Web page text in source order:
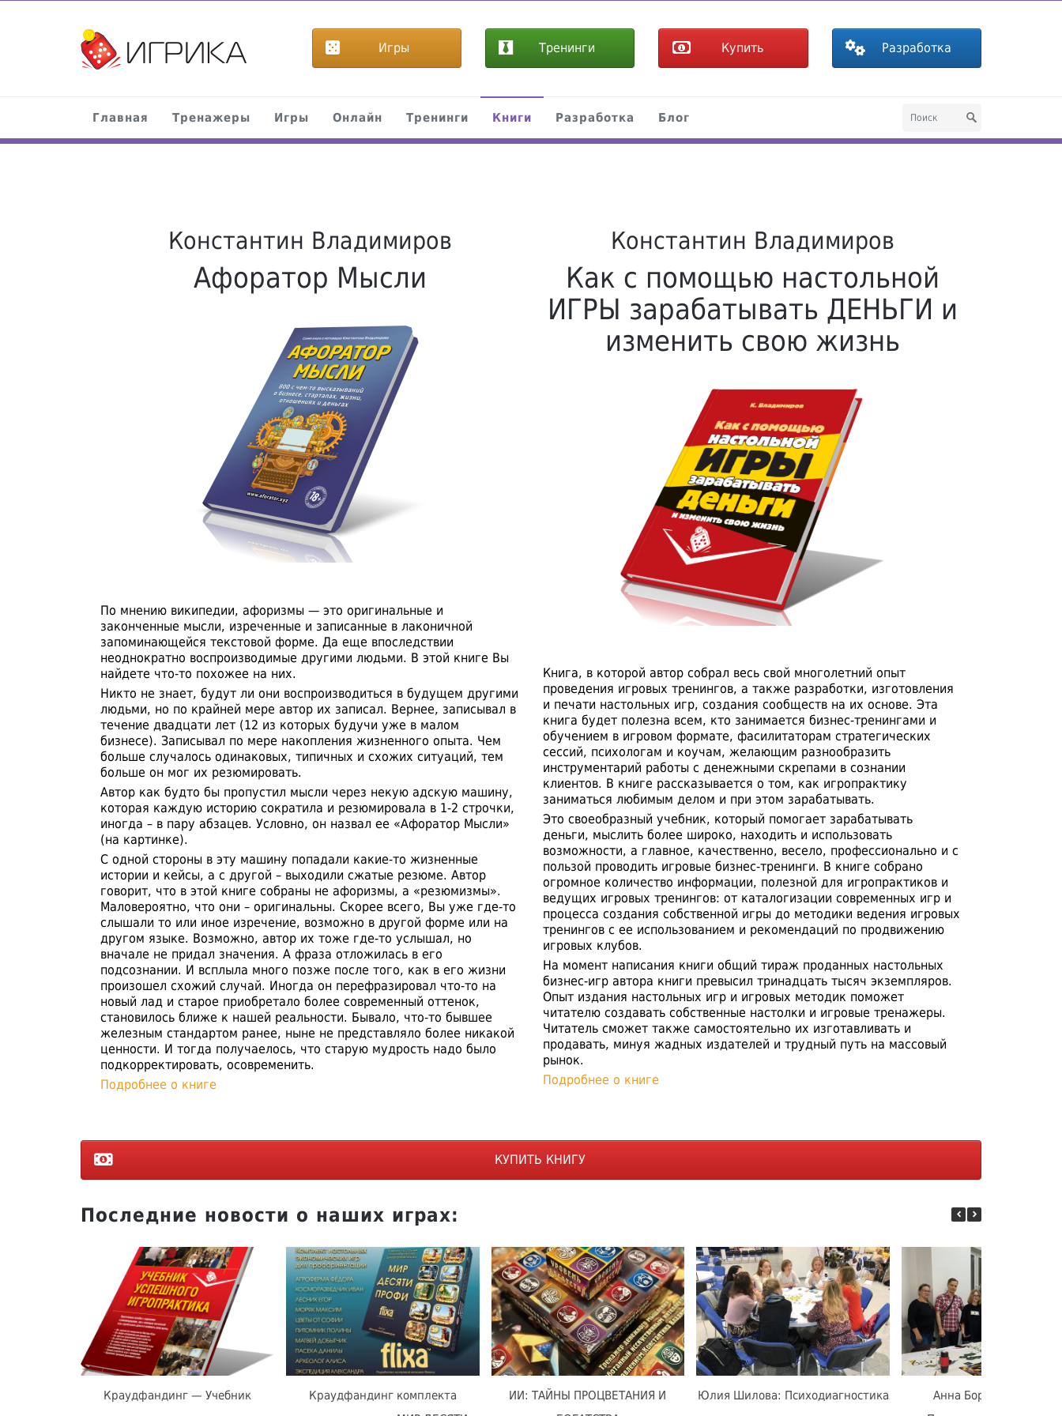
Игры Тренинги Купить Разработка
Главная Тренажеры Игры Онлайн Тренинги Книги Разработка Блог
Константин Владимиров
Афоратор Мысли
По мнению википедии, афоризмы — это оригинальные и
законченные мысли, изреченные и записанные в лаконичной
запоминающейся текстовой форме. Да еще впоследствии
неоднократно воспроизводимые другими людьми. В этой книге Вы
найдете что-то похожее на них.
Никто не знает, будут ли они воспроизводиться в будущем другими
людьми, но по крайней мере автор их записал. Вернее, записывал в
течение двадцати лет (12 из которых будучи уже в малом
бизнесе). Записывал по мере накопления жизненного опыта. Чем
больше случалось одинаковых, типичных и схожих ситуаций, тем
больше он мог их резюмировать.
Автор как будто бы пропустил мысли через некую адскую машину,
которая каждую историю сократила и резюмировала в 1-2 строчки,
иногда – в пару абзацев. Условно, он назвал ее «Афоратор Мысли»
(на картинке).
С одной стороны в эту машину попадали какие-то жизненные
истории и кейсы, а с другой – выходили сжатые резюме. Автор
говорит, что в этой книге собраны не афоризмы, а «резюмизмы».
Маловероятно, что они – оригинальны. Скорее всего, Вы уже где-то
слышали то или иное изречение, возможно в другой форме или на
другом языке. Возможно, автор их тоже где-то услышал, но
вначале не придал значения. А фраза отложилась в его
подсознании. И всплыла много позже после того, как в его жизни
произошел схожий случай. Иногда он перефразировал что-то на
новый лад и старое приобретало более современный оттенок,
становилось ближе к нашей реальности. Бывало, что-то бывшее
железным стандартом ранее, ныне не представляло более никакой
ценности. И тогда получаелось, что старую мудрость надо было
подкорректировать, осовременить.
Подробнее о книге
Константин Владимиров
Как с помощью настольной
ИГРЫ зарабатывать ДЕНЬГИ и
изменить свою жизнь
Книга, в которой автор собрал весь свой многолетний опыт
проведения игровых тренингов, а также разработки, изготовления
и печати настольных игр, создания сообществ на их основе. Эта
книга будет полезна всем, кто занимается бизнес-тренингами и
обучением в игровом формате, фасилитаторам стратегических
сессий, психологам и коучам, желающим разнообразить
инструментарий работы с денежными скрепами в сознании
клиентов. В книге рассказывается о том, как игропрактику
заниматься любимым делом и при этом зарабатывать.
Это своеобразный учебник, который помогает зарабатывать
деньги, мыслить более широко, находить и использовать
возможности, а главное, качественно, весело, профессионально и с
пользой проводить игровые бизнес-тренинги. В книге собрано
огромное количество информации, полезной для игропрактиков и
ведущих игровых тренингов: от каталогизации современных игр и
процесса создания собственной игры до методики ведения игровых
тренингов с ее использованием и рекомендаций по продвижению
игровых клубов.
На момент написания книги общий тираж проданных настольных
бизнес-игр автора книги превысил тринадцать тысяч экземпляров.
Опыт издания настольных игр и игровых методик поможет
читателю создавать собственные настолки и игровые тренажеры.
Читатель сможет также самостоятельно их изготавливать и
продавать, минуя жадных издателей и трудный путь на массовый
рынок.
Подробнее о книге
КУПИТЬ КНИГУ
Последние новости о наших играх:
Краудфандинг — Учебник
Краудфандинг комплекта
ИИ: ТАЙНЫ ПРОЦВЕТАНИЯ И
Юлия Шилова: Психодиагностика
Анна Боровская: